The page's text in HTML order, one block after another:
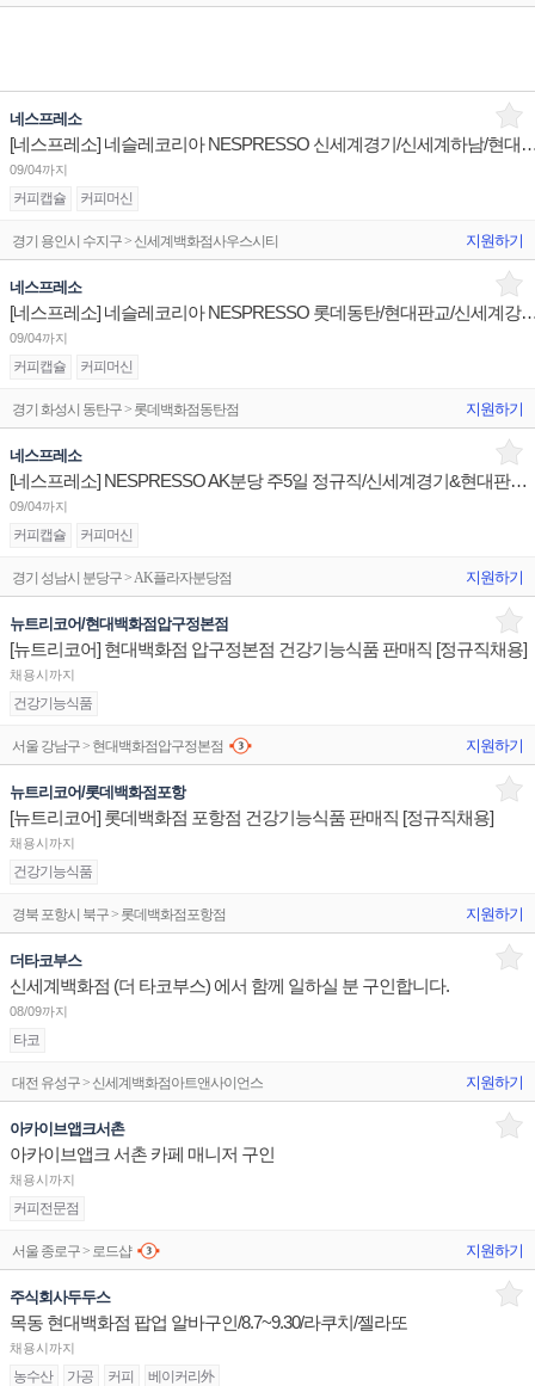
네스프레소
[네스프레소] 네슬레코리아 NESPRESSO 신세계경기/신세
09/04까지
커피캡슐 커피머신
경기 용인시 수지구 > 신세계백화점사우스시티 지원하기
네스프레소
[네스프레소] 네슬레코리아 NESPRESSO 롯데동탄/현대판교/신
09/04까지
커피캡슐 커피머신
경기 화성시 동탄구 > 롯데백화점동탄점 지원하기
네스프레소
[네스프레소] NESPRESSO AK분당 주5일 정규직/신세계경기&현대판교 주3일 계약직 판매사원 채용
09/04까지
커피캡슐 커피머신
경기 성남시 분당구 > AK플라자분당점 지원하기
뉴트리코어/현대백화점압구정본점
[뉴트리코어] 현대백화점 압구정본점 건강기능식품 판매직 [정규직채용]
채용시까지
건강기능식품
서울 강남구 > 현대백화점압구정본점 지원하기
뉴트리코어/롯데백화점포항
[뉴트리코어] 롯데백화점 포항점 건강기능식품 판매직 [정규직채용]
채용시까지
건강기능식품
경북 포항시 북구 > 롯데백화점포항점 지원하기
더타코부스
신세계백화점 (더 타코부스) 에서 함께 일하실 분 구인합니다.
08/09까지
타코
대전 유성구 > 신세계백화점아트앤사이언스 지원하기
아카이브앱크서촌
아카이브앱크 서촌 카페 매니저 구인
채용시까지
커피전문점
서울 종로구 > 로드샵 지원하기
주식회사두두스
목동 현대백화점 팝업 알바구인/8.7~9.30/라쿠치/젤라또
채용시까지
농수산 가공 커피 베이커리外